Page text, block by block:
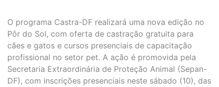
O programa Castra-DF realizará uma nova edição no
Pôr do Sol, com oferta de castração gratuita para
cães e gatos e cursos presenciais de capacitação
profissional no setor pet. A ação é promovida pela
Secretaria Extraordinária de Proteção Animal (Sepan-
DF), com inscrições presenciais neste sábado (10), das